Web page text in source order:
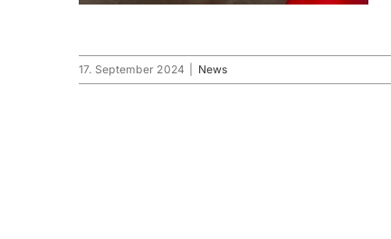
17. September 2024 News